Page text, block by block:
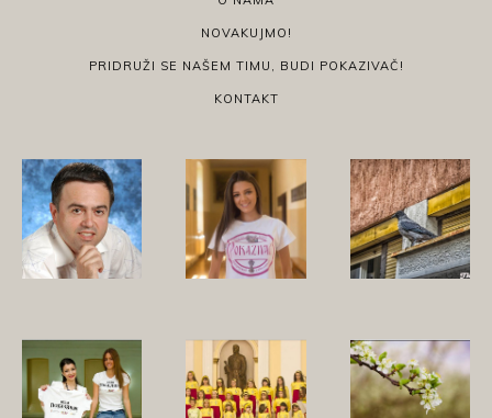
NOVAKUJMO!
PRIDRUŽI SE NAŠEM TIMU, BUDI POKAZIVAČ!
KONTAKT